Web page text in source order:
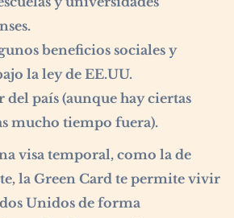
beneficios sociales y
la ley de EE.UU.
del país (aunque hay ciertas
mucho tiempo fuera).
visa temporal, como la de
la Green Card te permite vivir
Unidos de forma